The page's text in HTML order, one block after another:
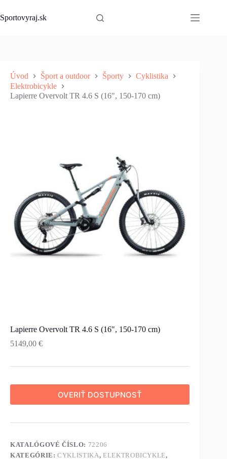
to
content
Sportovyraj.sk
Úvod Šport a outdoor Športy
Cyklistika
Elektrobicykle
Lapierre Overvolt TR 4.6 S (16", 150-170 cm)
Lapierre Overvolt TR 4.6 S (16", 150-170 cm)
5149,00 €
OVERIŤ DOSTUPNOSŤ
KATALÓGOVÉ ČÍSLO: 72206
KATEGÓRIE:CYKLISTIKA, ELEKTROBICYKLE,